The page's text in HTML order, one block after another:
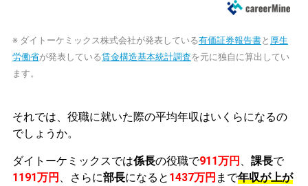
※ ダイトーケミックス株式会社が発表している有価証券報告書と 厚生
労働省が発表している賃金構造基本統計調査を元に独自に算出してい
ます。
それでは、役職に就いた際の平均年収はいくらになるの
でしょうか。
ダイトーケミックスでは係長の役職で911万円 課長で
1191万円
、さらに部長になると 1437万円 まで年収が上が